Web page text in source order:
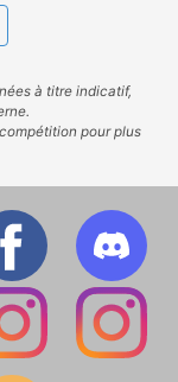
à titre indicatif,
pour plus